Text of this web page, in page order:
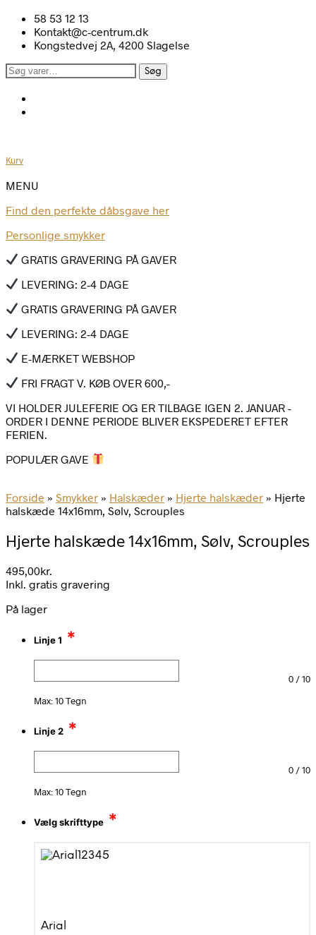
58 53 12 13
Kontakt@c-centrum.dk
Kongstedvej 2A, 4200 Slagelse
Søg
Søg
Kurv
MENU
Find den perfekte dåbsgave her
Personlige smykker
GRATIS GRAVERING PÅ GAVER
LEVERING: 2-4 DAGE
GRATIS GRAVERING PÅ GAVER
LEVERING: 2-4 DAGE
E-MÆRKET WEBSHOP
FRI FRAGT V. KØB OVER 600,-
VI HOLDER JULEFERIE OG ER TILBAGE IGEN 2. JANUAR -
ORDER I DENNE PERIODE BLIVER EKSPEDERET EFTER
FERIEN.
POPULÆR GAVE
Forside » Smykker » Halskæder » Hjerte halskæder » Hjerte
halskæde 14x16mm, Sølv, Scrouples
Hjerte halskæde 14x16mm, Sølv, Scrouples
495,00kr.
Inkl. gratis gravering
På lager
Linje 1 *
0 /10
Max: 10 Tegn
Linje 2 *
0 /10
Max: 10 Tegn
Vælg skrifttype *
Arial